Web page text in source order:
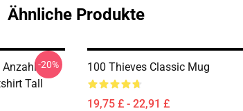
Ähnliche Produkte
Anzahl
Tall
-20% 100 Thieves Classic Mug
19,75 £ - 22,91 £